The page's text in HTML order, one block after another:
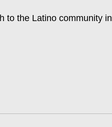
to the Latino community in